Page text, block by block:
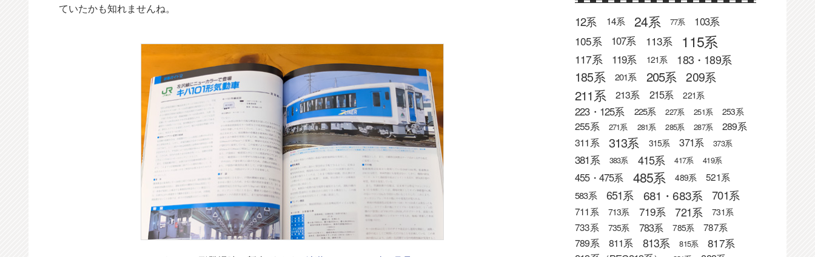
ていたかも知れませんね。
12系 14系 24系 77系 103系
105系 107系 113系 115系
117系 119系 121系 183・189系
185系 201系 205系 209系
211系 213系 215系 221系
223・125系 225系 227系 251系 253系
255系 271系 281系 285系 287系
289系
311系
313系 315系 371系 373系
381系 383系 415系 417系 419系
455・475系 485系 489系 521系
583系 651系 681・683系 701系
711系 713系 719系 721系 731系
733系 735系 783系 785系 787系
789系 811系 813系 815系 817系